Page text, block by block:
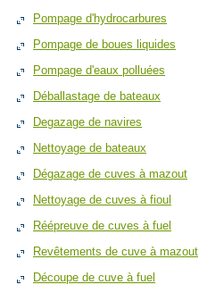
Pompage d'hydrocarbures
Pompage de boues liquides
Pompage d'eaux polluées
Déballastage de bateaux
Degazage de navires
Nettoyage de bateaux
Dégazage de cuves à mazout
Nettoyage de cuves à fioul
Réépreuve de cuves à fuel
Revêtements de cuve à mazout
Découpe de cuve à fuel